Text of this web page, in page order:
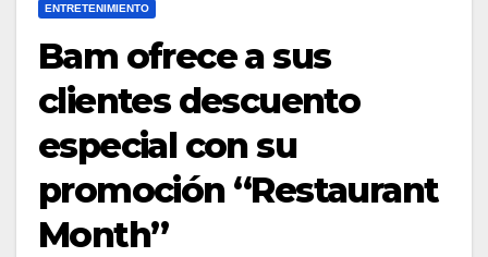
ENTRETENIMIENTO
Bam ofrece a sus
clientes descuento
especial con su
promoción “Restaurant
Month”